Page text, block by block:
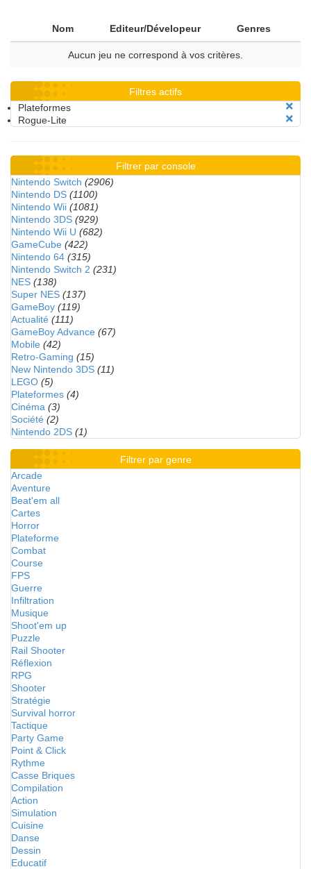
Nom Editeur/Dévelopeur Genres
Aucun jeu ne correspond à vos critères.
Filtres actifs
Plateformes
Rogue-Lite
Filtrer par console
Nintendo Switch (2906)
Nintendo DS (1100)
Nintendo Wii (1081)
Nintendo 3DS (929)
Nintendo Wii U (682)
GameCube (422)
Nintendo 64 (315)
Nintendo Switch 2 (231)
NES (138)
Super NES (137)
GameBoy (119)
Actualité (111)
GameBoy Advance (67)
Mobile (42)
Retro-Gaming (15)
New Nintendo 3DS (11)
LEGO (5)
Plateformes (4)
Cinéma (3)
Société (2)
Nintendo 2DS (1)
Filtrer par genre
Arcade
Aventure
Beat'em all
Cartes
Horror
Plateforme
Combat
Course
FPS
Guerre
Infiltration
Musique
Shoot'em up
Puzzle
Rail Shooter
Réflexion
RPG
Shooter
Stratégie
Survival horror
Tactique
Party Game
Point & Click
Rythme
Casse Briques
Compilation
Action
Simulation
Cuisine
Danse
Dessin
Educatif